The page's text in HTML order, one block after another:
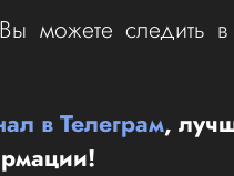
можете следить в
в Телеграм,